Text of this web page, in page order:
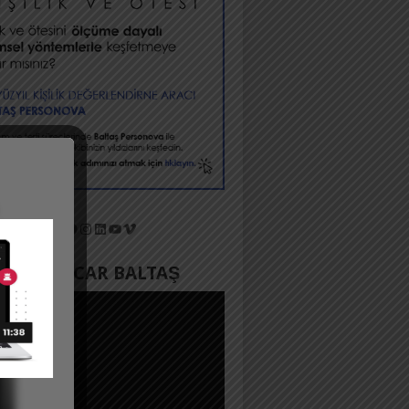
Facebook
Instagram
LinkedIn
YouTube
Vimeo
ACAR BALTAŞ